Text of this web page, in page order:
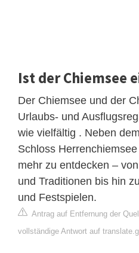
Ist der Chiemsee
Der Chiemsee und der
Urlaubs- und
wie vielfältig . Neben
Schloss
mehr zu entdecken –
und Traditionen bis hin
und Festspielen.
Antrag auf Entfernung der
vollständige Antwort auf